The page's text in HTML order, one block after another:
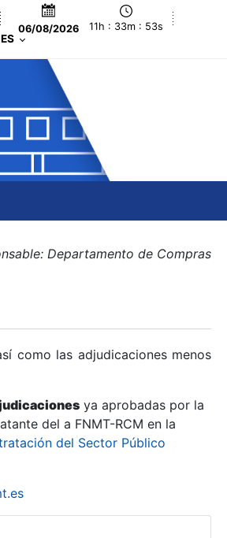
06/08/2026 11h : 33m : 53s
ES
Departamento de Compras
como las adjudicaciones menos
ya aprobadas por la
del a FNMT-RCM en la
del Sector Público